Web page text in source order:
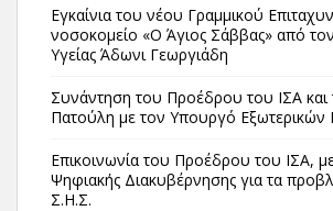
Εγκαίνια του νέου Γραμμικού
νοσοκομείο «Ο Άγιος Σάββας» από
Υγείας Άδωνι Γεωργιάδη
Συνάντηση του Προέδρου του ΙΣΑ και
Πατούλη με τον Υπουργό Εξωτερικών
Επικοινωνία του Προέδρου του ΙΣΑ,
Ψηφιακής Διακυβέρνησης για τα
Σ.Η.Σ.